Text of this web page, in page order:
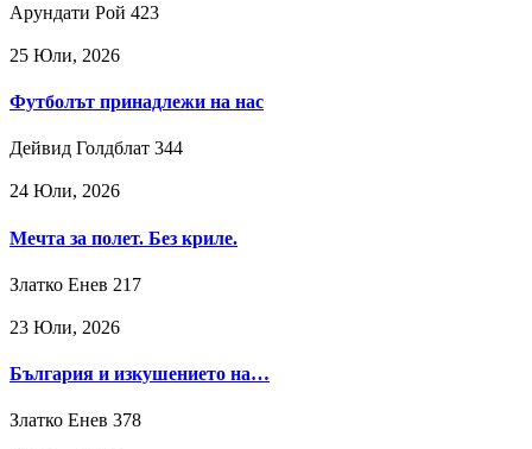
Арундати Рой 423
25 Юли, 2026
Футболът принадлежи на нас
Дейвид Голдблат 344
24 Юли, 2026
Мечта за полет. Без криле.
Златко Енев 217
23 Юли, 2026
България и изкушението на…
Златко Енев 378